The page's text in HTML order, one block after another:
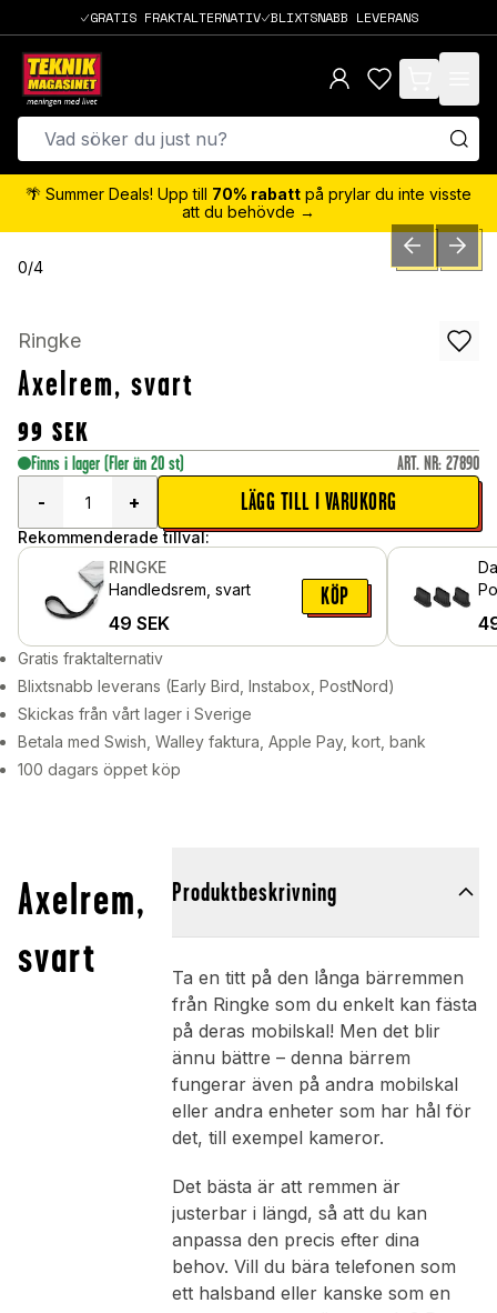
GRATIS FRAKTALTERNATIV BLIXTSNABB LEVERANS
items in cart,
🌴 Summer Deals! Upp till 70% rabatt på prylar du inte visste
att du behövde →
0/4 PREVIOUSNEXT
Ringke
Axelrem, svart
99 SEK
Finns i lager (Fler än 20 st) ART. NR: 27890
-
+ LÄGG TILL I VARUKORG
Rekommenderade tillval:
RINGKE
Handledsrem, svart
49 SEK
KÖP
Gratis fraktalternativ
Blixtsnabb leverans (Early Bird, Instabox, PostNord)
Skickas från vårt lager i Sverige
Betala med Swish, Walley faktura, Apple Pay, kort, bank
100 dagars öppet köp
Axelrem,
svart
Produktbeskrivning
Ta en titt på den långa bärremmen
från Ringke som du enkelt kan fästa
på deras mobilskal! Men det blir
ännu bättre – denna bärrem
fungerar även på andra mobilskal
eller andra enheter som har hål för
det, till exempel kameror.
Det bästa är att remmen är
justerbar i längd, så att du kan
anpassa den precis efter dina
behov. Vill du bära telefonen som
ett halsband eller kanske som en